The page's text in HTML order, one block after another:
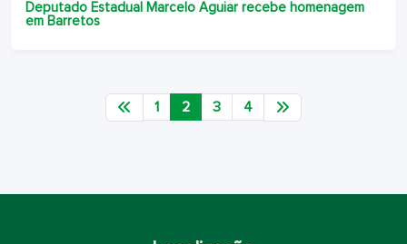
Deputado Estadual Marcelo Aguiar recebe homenagem
em Barretos
Anterior
1 2 3 4